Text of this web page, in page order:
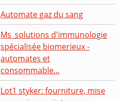
Automate gaz du sang
Ms_solutions d'immunologie
spécialisée biomerieux -
automates et
consommable...
Lot1 styker: fourniture, mise